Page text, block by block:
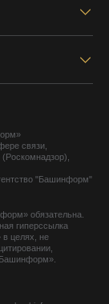
связи,
"Башинформ"
обязательна.
гиперссылка
целях, не